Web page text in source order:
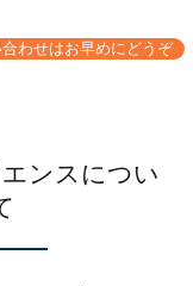
わせはお早めにどうぞ
ンスについ